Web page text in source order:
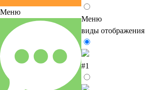
Меню
Меню
виды отображения
#1